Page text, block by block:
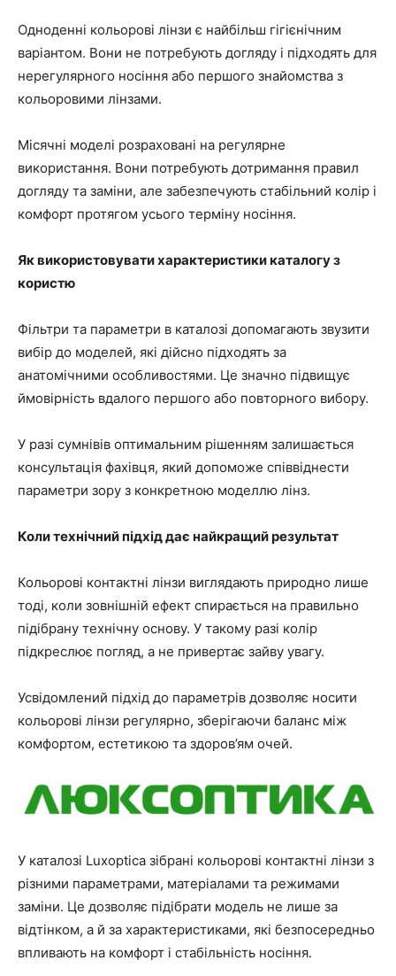
Одноденні кольорові лінзи є найбільш гігієнічним
варіантом. Вони не потребують догляду і підходять для
нерегулярного носіння або першого знайомства з
кольоровими лінзами.
Місячні моделі розраховані на регулярне
використання. Вони потребують дотримання правил
догляду та заміни, але забезпечують стабільний колір і
комфорт протягом усього терміну носіння.
Як використовувати характеристики каталогу з
користю
Фільтри та параметри в каталозі допомагають звузити
вибір до моделей, які дійсно підходять за
анатомічними особливостями. Це значно підвищує
ймовірність вдалого першого або повторного вибору.
У разі сумнівів оптимальним рішенням залишається
консультація фахівця, який допоможе співвіднести
параметри зору з конкретною моделлю лінз.
Коли технічний підхід дає найкращий результат
Кольорові контактні лінзи виглядають природно лише
тоді, коли зовнішній ефект спирається на правильно
підібрану технічну основу. У такому разі колір
підкреслює погляд, а не привертає зайву увагу.
Усвідомлений підхід до параметрів дозволяє носити
кольорові лінзи регулярно, зберігаючи баланс між
комфортом, естетикою та здоров’ям очей.
У каталозі Luxoptica зібрані кольорові контактні лінзи з
різними параметрами, матеріалами та режимами
заміни. Це дозволяє підібрати модель не лише за
відтінком, а й за характеристиками, які безпосередньо
впливають на комфорт і стабільність носіння.